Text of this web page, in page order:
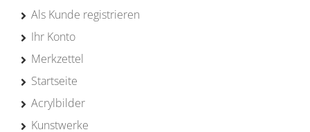
Als Kunde registrieren
Ihr Konto
Merkzettel
Startseite
Acrylbilder
Kunstwerke